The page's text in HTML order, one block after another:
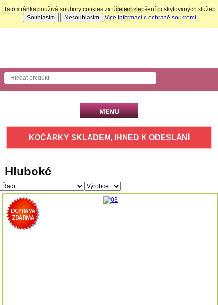
Telefon:
704 731 856
MENU
KOČÁRKY SKLADEM, IHNED K ODESLÁNÍ
Hluboké
Tato stránka používá soubory cookies za účelem zlepšení poskytovaných služeb
Souhlasím
Nesouhlasím Více informací o ochraně soukromí